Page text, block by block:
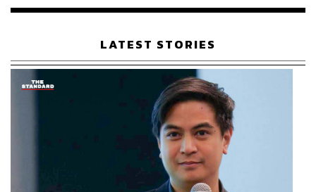
ธนาคารกลาง ประสบการณ์ความสามารถในการจัดการ
international credibility ล้วนเป็นคุณสมบัติสำคัญที่ทำให้เล
มิญ ฮึงได้ก้าวขึ้นมารับตำแหน่งสำคัญระดับชาติ จึงไม่ได้เป็น
ผู้บริหารประเทศเพียงแค่มีเส้นสายตั๋วช้าง การใช้นามสกุลพ่อ
หรือการเล่นพรรคเล่นพวกเท่านั้น
Asean
Japan
พรรคคอมมิวนิสต์เวียดนาม
USA
Lê Minh Hưng
นายกรัฐมนตรี
Philippines
Vietnam
เรือนไทยที่ถูกซุกไว้
LATEST STORIES